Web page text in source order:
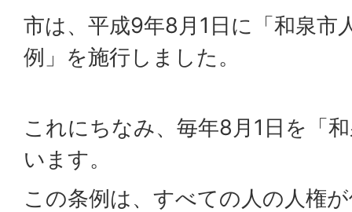
市は、平成9年8月1日に「和泉市
例」を施行しました。
これにちなみ、毎年8月1日を「
います。
この条例は、すべての人の人権